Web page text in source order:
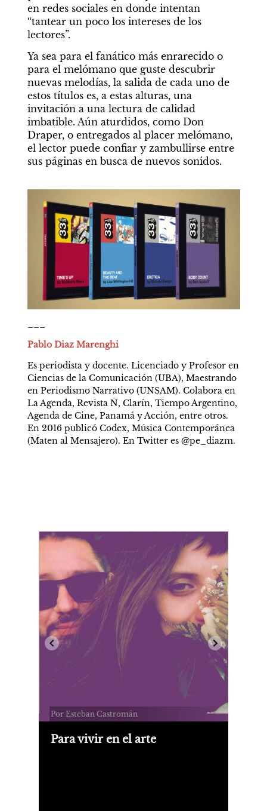
en redes sociales en donde intentan
“tantear un poco los intereses de los
lectores”.
Ya sea para el fanático más enrarecido o
para el melómano que guste descubrir
nuevas melodías, la salida de cada uno de
estos títulos es, a estas alturas, una
invitación a una lectura de calidad
imbatible. Aún aturdidos, como Don
Draper, o entregados al placer melómano,
el lector puede confiar y zambullirse entre
sus páginas en busca de nuevos sonidos.
Pablo Diaz Marenghi
Es periodista y docente. Licenciado y Profesor en
Ciencias de la Comunicación (UBA), Maestrando
en Periodismo Narrativo (UNSAM). Colabora en
La Agenda, Revista Ñ, Clarín, Tiempo Argentino,
Agenda de Cine, Panamá y Acción, entre otros.
En 2016 publicó Codex, Música Contemporánea
(Maten al Mensajero). En Twitter es @pe_diazm.
Por Esteban Castromán
Para vivir en el arte